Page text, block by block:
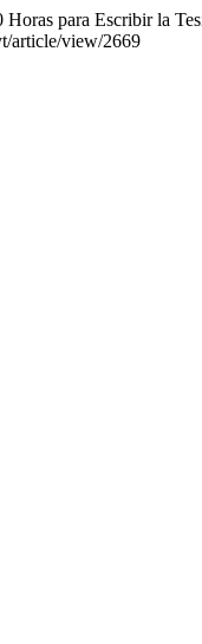
para Escribir la
article/view/2669